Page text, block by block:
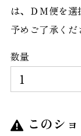
は、ＤＭ便を選
予めご了承くだ
数量
このシ